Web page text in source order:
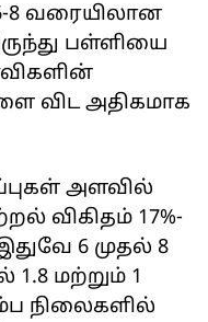
8 வரையிலான
பள்ளியை
விட அதிகமாக
அளவில்
விகிதம் 17%-
6 முதல் 8
மற்றும் 1
நிலைகளில்